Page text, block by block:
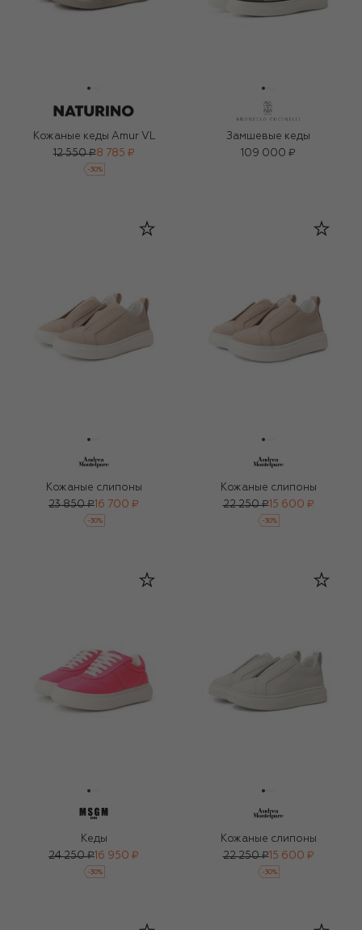
Кожаные кеды Amur VL
12 550 ₽8 785 ₽
-30%
Замшевые кеды
109 000 ₽
Кожаные слипоны
23 850 ₽ 16 700 ₽
-30%
Кожаные слипоны
22 250 ₽15 600 ₽
-30%
Кеды
24 250 ₽ 16 950 ₽
-30%
Кожаные слипоны
22 250 ₽15 600 ₽
-30%